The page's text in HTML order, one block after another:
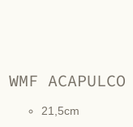
WMF
21,5cm